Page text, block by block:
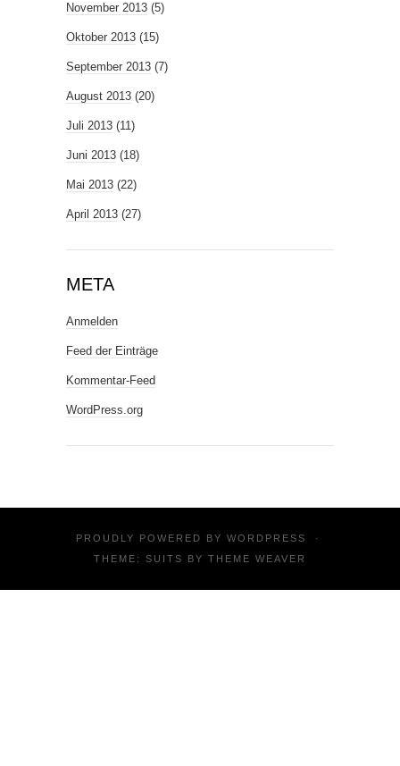
November 2013 (5)
Oktober 2013 (15)
September 2013 (7)
August 2013 (20)
Juli 2013 (11)
Juni 2013 (18)
Mai 2013 (22)
April 2013 (27)
META
Anmelden
Feed der Einträge
Kommentar-Feed
WordPress.org
PROUDLY POWERED BY WORDPRESS
·
THEME: SUITS BY THEME WEAVER